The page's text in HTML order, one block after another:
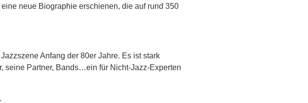
neue Biographie erschienen, die auf rund 350
Anfang der 80er Jahre. Es ist stark
seine Partner, Bands…ein für Nicht-Jazz-Experten